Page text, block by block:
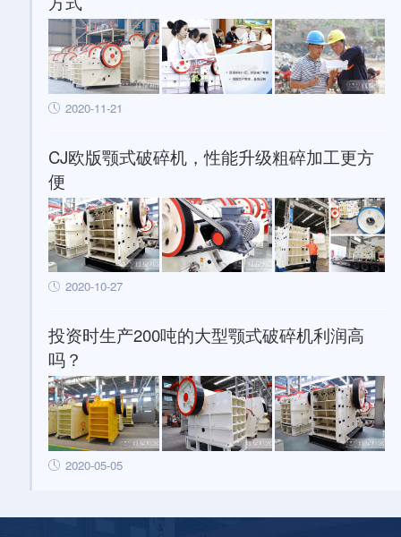
2020-11-21
CJ欧版颚式破碎机，性能升级粗碎加工更方
便
2020-10-27
投资时生产200吨的大型颚式破碎机利润高
吗？
2020-05-05